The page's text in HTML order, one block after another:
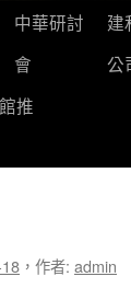
中華研討
會
建
公
推
， 作者: admin